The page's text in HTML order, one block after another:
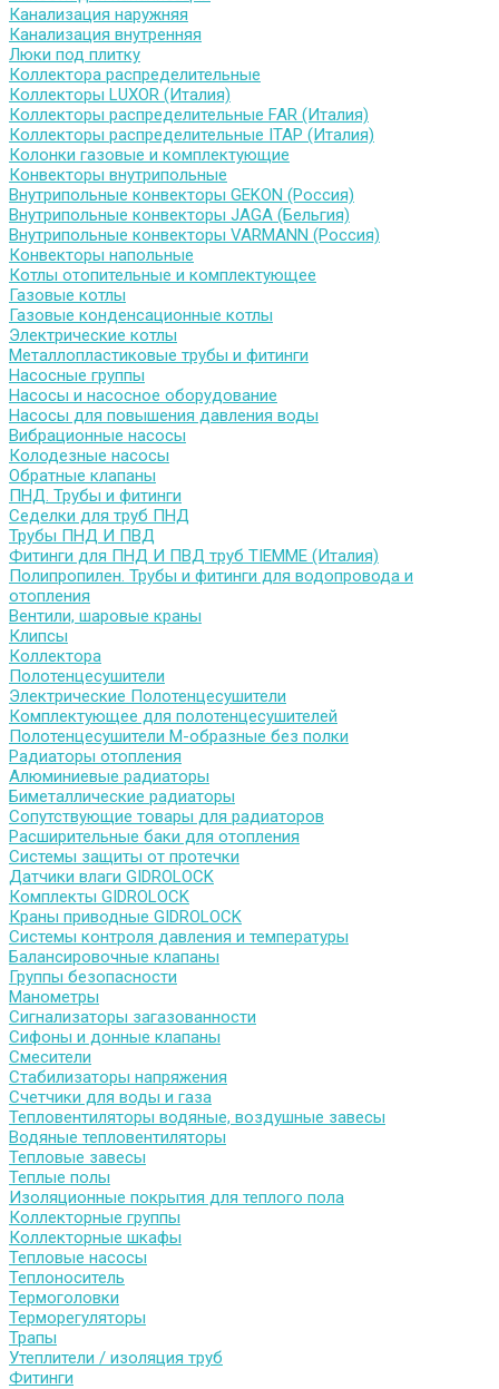
Канализация наружняя
Канализация внутренняя
Люки под плитку
Коллектора распределительные
Коллекторы LUXOR (Италия)
Коллекторы распределительные FAR (Италия)
Коллекторы распределительные ITAP (Италия)
Колонки газовые и комплектующие
Конвекторы внутрипольные
Внутрипольные конвекторы GEKON (Россия)
Внутрипольные конвекторы JAGA (Бельгия)
Внутрипольные конвекторы VARMANN (Россия)
Конвекторы напольные
Котлы отопительные и комплектующее
Газовые котлы
Газовые конденсационные котлы
Электрические котлы
Металлопластиковые трубы и фитинги
Насосные группы
Насосы и насосное оборудование
Насосы для повышения давления воды
Вибрационные насосы
Колодезные насосы
Обратные клапаны
ПНД. Трубы и фитинги
Седелки для труб ПНД
Трубы ПНД И ПВД
Фитинги для ПНД И ПВД труб TIEMME (Италия)
Полипропилен. Трубы и фитинги для водопровода и
отопления
Вентили, шаровые краны
Клипсы
Коллектора
Полотенцесушители
Электрические Полотенцесушители
Комплектующее для полотенцесушителей
Полотенцесушители М-образные без полки
Радиаторы отопления
Алюминиевые радиаторы
Биметаллические радиаторы
Сопутствующие товары для радиаторов
Расширительные баки для отопления
Системы защиты от протечки
Датчики влаги GIDROLOCK
Комплекты GIDROLOCK
Краны приводные GIDROLOCK
Системы контроля давления и температуры
Балансировочные клапаны
Группы безопасности
Манометры
Сигнализаторы загазованности
Сифоны и донные клапаны
Смесители
Стабилизаторы напряжения
Счетчики для воды и газа
Тепловентиляторы водяные, воздушные завесы
Водяные тепловентиляторы
Тепловые завесы
Теплые полы
Изоляционные покрытия для теплого пола
Коллекторные группы
Коллекторные шкафы
Тепловые насосы
Теплоноситель
Термоголовки
Терморегуляторы
Трапы
Утеплители / изоляция труб
Фитинги